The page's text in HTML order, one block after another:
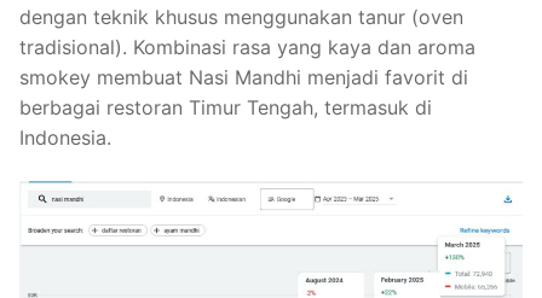
dengan teknik khusus menggunakan tanur (oven
tradisional). Kombinasi rasa yang kaya dan aroma
smokey membuat Nasi Mandhi menjadi favorit di
berbagai restoran Timur Tengah, termasuk di
Indonesia.